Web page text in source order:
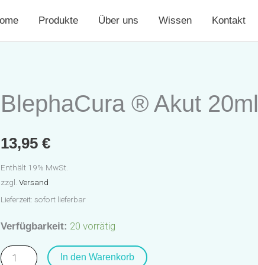
Produkte Über uns Wissen Kontakt
BlephaCura ® Akut 20ml
13,95€
Enthält 19% MwSt.
zzgl.Versand
Lieferzeit: sofort lieferbar
Verfügbarkeit: 20 vorrätig
BlephaCura
20ml
Menge
In den Warenkorb